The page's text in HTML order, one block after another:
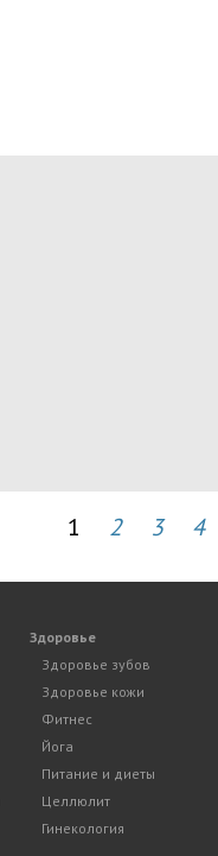
1 2 3 4
Здоровье
Здоровье зубов
Здоровье кожи
Фитнес
Йога
Питание и диеты
Целлюлит
Гинекология